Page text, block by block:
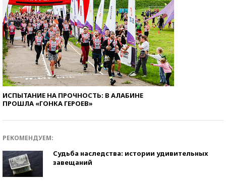
ИСПЫТАНИЕ НА ПРОЧНОСТЬ: В АЛАБИНЕ
ПРОШЛА «ГОНКА ГЕРОЕВ»
РЕКОМЕНДУЕМ:
Судьба наследства: истории удивительных
завещаний